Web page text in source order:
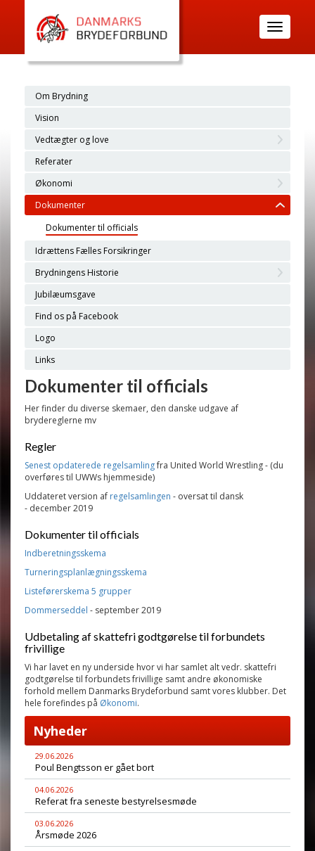
Toggle
navigation
Om Brydning
Vision
Vedtægter og love
Referater
Økonomi
Dokumenter
Dokumenter til officials
Idrættens Fælles Forsikringer
Brydningens Historie
Jubilæumsgave
Find os på Facebook
Logo
Links
Dokumenter til officials
Her finder du diverse skemaer, den danske udgave af
brydereglerne mv
Regler
Senest opdaterede regelsamlingfra United World Wrestling - (du
overføres til UWWs hjemmeside)
Uddateret version af regelsamlingen - oversat til dansk
- december 2019
Dokumenter til officials
Indberetningsskema
Turneringsplanlægningsskema
Listeførerskema 5 grupper
Dommerseddel - september 2019
Udbetaling af skattefri godtgørelse til forbundets
frivillige
Vi har lavet en ny underside hvor vi har samlet alt vedr. skattefri
godtgørelse til forbundets frivillige samt andre økonomiske
forhold mellem Danmarks Brydeforbund samt vores klubber. Det
hele forefindes på Økonomi.
Nyheder
29.06.2026
Poul Bengtsson er gået bort
04.06.2026
Referat fra seneste bestyrelsesmøde
03.06.2026
Årsmøde 2026